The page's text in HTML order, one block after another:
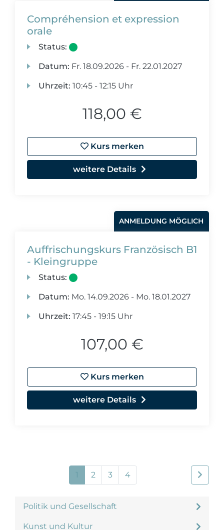
Politik und Gesellschaft
Kunst und Kultur
Compréhension et expression
orale
Status:
Datum: Fr. 18.09.2026 - Fr. 22.01.2027
Uhrzeit: 10:45 - 12:15 Uhr
118,00 €
Kurs merken
weitere Details
ANMELDUNG MÖGLICH
Auffrischungskurs Französisch B1
- Kleingruppe
Status:
Datum: Mo. 14.09.2026 - Mo. 18.01.2027
Uhrzeit: 17:45 - 19:15 Uhr
107,00 €
Kurs merken
weitere Details
1 2 3 4